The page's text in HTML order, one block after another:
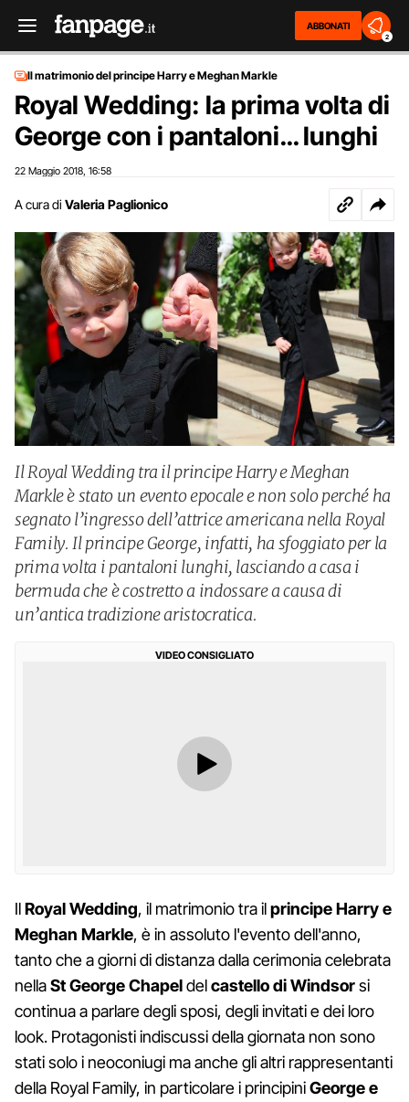
ABBONATI
2
Il matrimonio del principe Harry e Meghan Markle
Royal Wedding: la prima volta di
George con i pantaloni… lunghi
22 Maggio 2018 16:58
A cura di Valeria Paglionico
Il Royal Wedding tra il principe Harry e Meghan
Markle è stato un evento epocale e non solo perché ha
segnato l’ingresso dell’attrice americana nella Royal
Family. Il principe George, infatti, ha sfoggiato per la
prima volta i pantaloni lunghi, lasciando a casa i
bermuda che è costretto a indossare a causa di
un’antica tradizione aristocratica.
VIDEO CONSIGLIATO
IlRoyal Wedding, il matrimonio tra ilprincipe Harry e
Meghan Markle, è in assoluto l'evento dell'anno,
tanto che a giorni di distanza dalla cerimonia celebrata
nellaSt George Chapeldelcastello di Windsorsi
continua a parlare degli sposi, degli invitati e dei loro
look. Protagonisti indiscussi della giornata non sono
stati solo i neoconiugi ma anche gli altri rappresentanti
della Royal Family, in particolare i principiniGeorge e